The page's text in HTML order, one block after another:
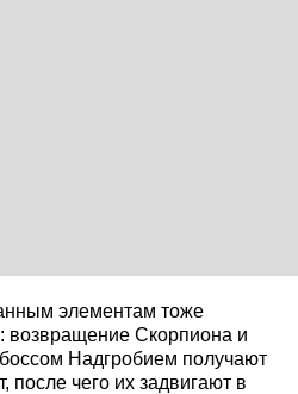
элементам тоже
возвращение Скорпиона и
Надгробием получают
после чего их задвигают в